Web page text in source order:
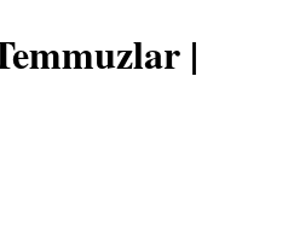
|